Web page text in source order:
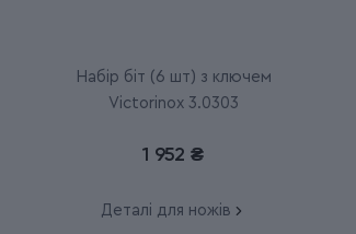
Набір біт (6 шт) з ключем
Victorinox 3.0303
1 952 ₴
Деталі для ножів